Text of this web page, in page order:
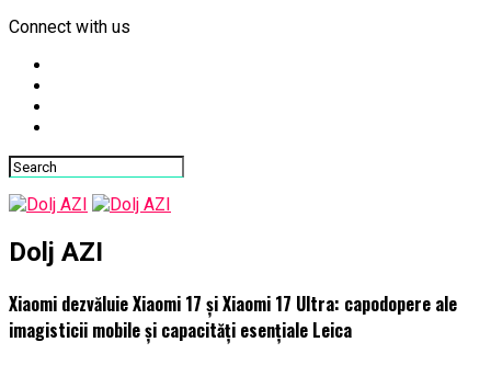
Connect with us
Dolj AZI
Xiaomi dezvăluie Xiaomi 17 și Xiaomi 17 Ultra: capodopere ale
imagisticii mobile și capacități esențiale Leica